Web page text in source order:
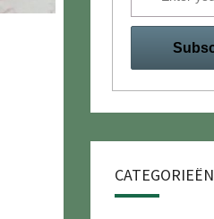
CATEGORIEËN